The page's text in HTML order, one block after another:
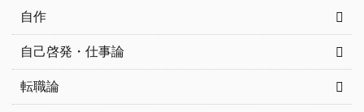
自作
自己啓発・仕事論
転職論